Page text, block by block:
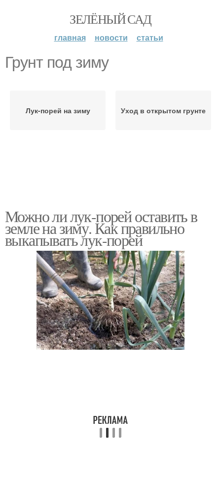
ЗЕЛЁНЫЙ САД
главная новости статьи
Грунт под зиму
Лук-порей на зиму Уход в открытом грунте
Можно ли лук-порей оставить в
земле на зиму. Как правильно
выкапывать лук-порей